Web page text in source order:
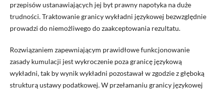
przepisów ustanawiających jej byt prawny napotyka na duże
trudności. Traktowanie granicy wykładni językowej bezwzględnie
prowadzi do niemożliwego do zaakceptowania rezultatu.
Rozwiązaniem zapewniającym prawidłowe funkcjonowanie
zasady kumulacji jest wykroczenie poza granicę językową
wykładni, tak by wynik wykładni pozostawał w zgodzie z głęboką
strukturą ustawy podatkowej. W przełamaniu granicy językowej